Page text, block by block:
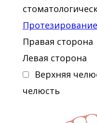
Протезирование
Правая сторона
Левая сторона
Верхняя
челюсть